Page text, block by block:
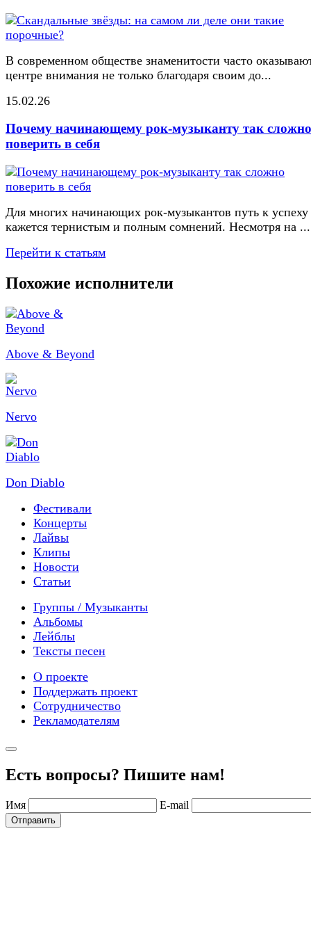
В современном обществе знаменитости часто
центре внимания не только благодаря своим до...
15.02.26
Почему начинающему рок-музыканту так сложно
поверить в себя
Для многих начинающих рок-музыкантов путь к успеху
кажется тернистым и полным сомнений. Несмотря на ...
Перейти к статьям
Похожие исполнители
Above & Beyond
Nervo
Don Diablo
Фестивали
Концерты
Лайвы
Клипы
Новости
Статьи
Группы / Музыканты
Альбомы
Лейблы
Тексты песен
О проекте
Поддержать проект
Сотрудничество
Рекламодателям
Есть вопросы? Пишите нам!
Имя E-mail